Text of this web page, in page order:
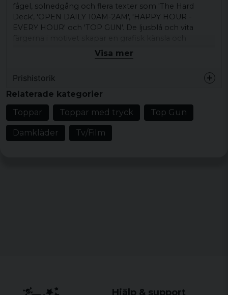
fågel, solnedgång och flera texter som 'The Hard
Deck', 'OPEN DAILY 10AM-2AM', 'HAPPY HOUR -
EVERY HOUR' och 'TOP GUN'. De ljusblå och vita
kopplar direkt till filmens ikoniska miljö.
eller öppen skjorta och fungerar både till vardags och
när du vill låta motivet stå i centrum.
Produkttyp:
T-shirt för dam
Motiv/tryck:The Hard Deck med palmträd,
fågel, solnedgång och texter
Visa mer
Prishistorik
Relaterade kategorier
Toppar
Toppar med tryck Top Gun
Damkläder Tv/Film
Hjälp & support